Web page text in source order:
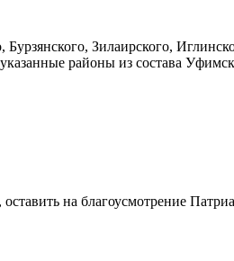
Зилаирского,
районы из состава
на благоусмотрение